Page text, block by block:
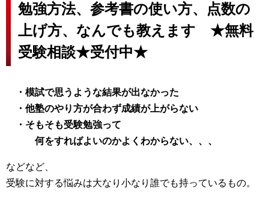
勉強方法、参考書の使い方、点数の
上げ方、なんでも教えます ★無料
受験相談★受付中★
・模試で思うような結果が出なかった
・他塾のやり方が合わず成績が上がらない
・そもそも受験勉強って
何をすればよいのかよくわからない、、、
などなど、
受験に対する悩みは大なり小なり誰でも持っているもの。